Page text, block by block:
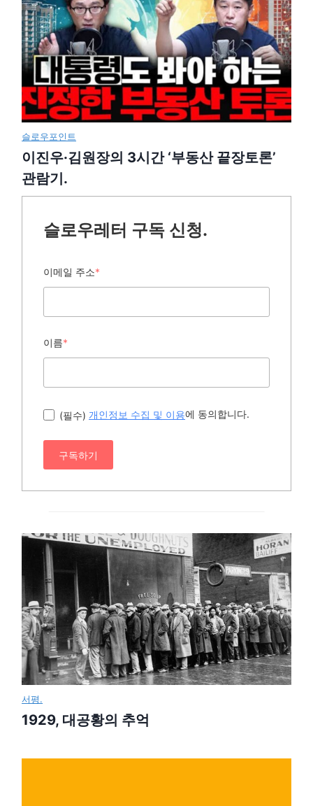
슬로우포인트
이진우·김원장의 3시간 ‘부동산 끝장토론’
관람기.
슬로우레터 구독 신청.
이메일 주소*
이름*
(필수) 개인정보 수집 및 이용에 동의합니다.
구독하기
서평.
1929, 대공황의 추억